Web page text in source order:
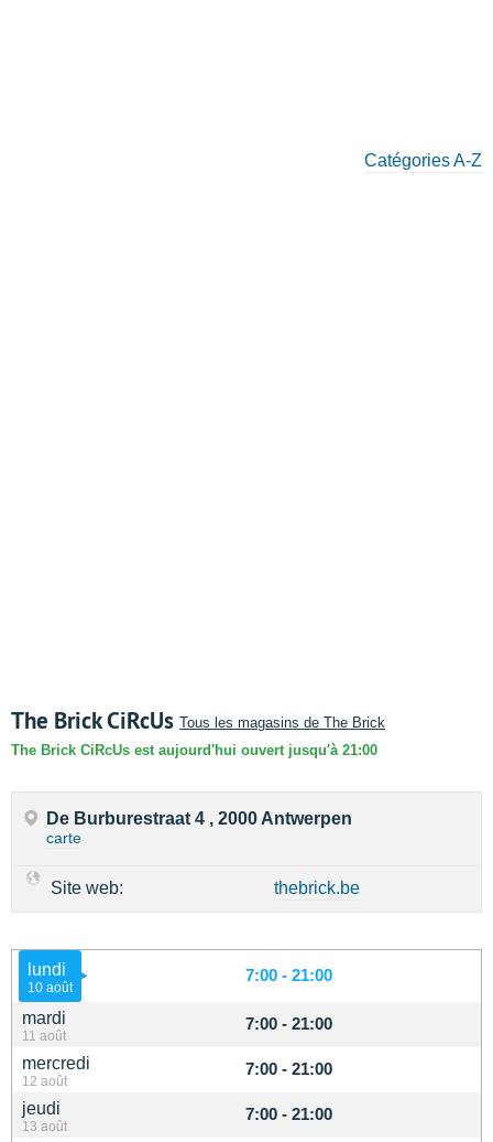
Catégories A-Z
The Brick CiRcUs Tous les magasins de The Brick
The Brick CiRcUs est aujourd'hui ouvert jusqu'à 21:00
lundi
10 août
7:00 - 21:00
mardi
11 août
7:00 - 21:00
mercredi
12 août
7:00 - 21:00
jeudi
13 août
7:00 - 21:00
De Burburestraat 4 , 2000 Antwerpen
carte
Site web: thebrick.be